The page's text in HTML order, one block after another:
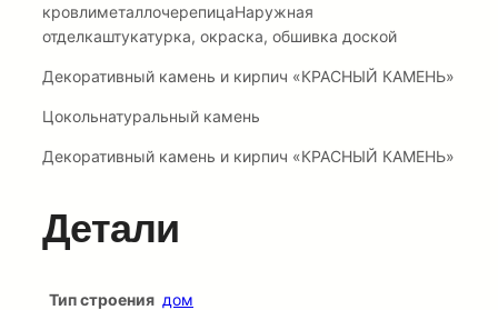
кровлиметаллочерепицаНаружная
отделкаштукатурка, окраска, обшивка доской
Декоративный камень и кирпич «КРАСНЫЙ КАМЕНЬ»
Цокольнатуральный камень
Декоративный камень и кирпич «КРАСНЫЙ КАМЕНЬ»
Детали
Тип строения дом